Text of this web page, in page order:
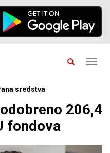
sredstva
206,4
fondova